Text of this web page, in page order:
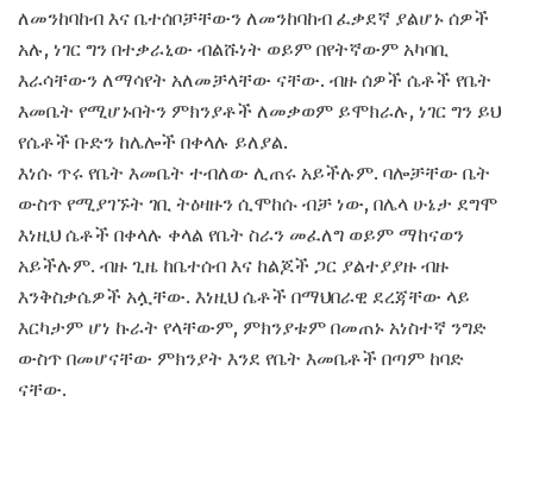
ለመንከባከብ እና ቤተሰቦቻቸውን ለመንከባከብ ፈቃደኛ ያልሆኑ ሰዎች
አሉ, ነገር ግን በተቃራኒው ብልሹነት ወይም በየትኛውም አካባቢ
እራሳቸውን ለማሳየት አለመቻላቸው ናቸው. ብዙ ሰዎች ሴቶች የቤት
እመቤት የሚሆኑበትን ምክንያቶች ለመቃወም ይሞክራሉ, ነገር ግን ይህ
የሴቶች ቡድን ከሌሎች በቀላሉ ይለያል.
እነሱ ጥሩ የቤት እመቤት ተብለው ሊጠሩ አይችሉም. ባሎቻቸው ቤት
ውስጥ የሚያገኙት ገቢ ትዕዛዙን ሲሞከሱ ብቻ ነው, በሌላ ሁኔታ ደግሞ
እነዚህ ሴቶች በቀላሉ ቀላል የቤት ስራን መፈለግ ወይም ማከናወን
አይችሉም. ብዙ ጊዜ ከቤተሰብ እና ከልጆች ጋር ያልተያያዙ ብዙ
እንቅስቃሴዎች አሏቸው. እነዚህ ሴቶች በማህበራዊ ደረጃቸው ላይ
እርካታም ሆነ ኩራት የላቸውም, ምክንያቱም በመጠኑ አነስተኛ ንግድ
ውስጥ በመሆናቸው ምክንያት እንደ የቤት እመቤቶች በጣም ከባድ
ናቸው.